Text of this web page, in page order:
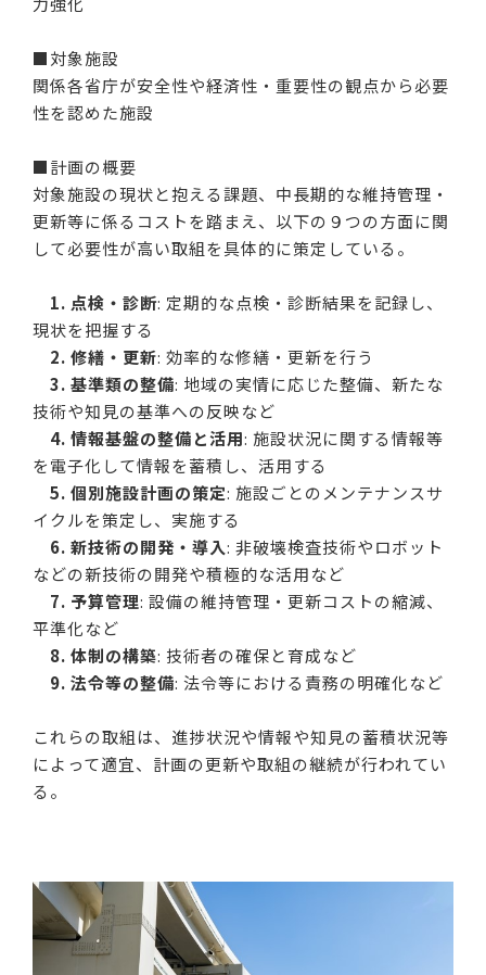
■対象施設
関係各省庁が安全性や経済性・重要性の観点から必要
性を認めた施設
■計画の概要
対象施設の現状と抱える課題、中長期的な維持管理・
更新等に係るコストを踏まえ、以下の９つの方面に関
して必要性が高い取組を具体的に策定している。
1. 点検・診断: 定期的な点検・診断結果を記録し、
現状を把握する
2. 修繕・更新: 効率的な修繕・更新を行う
3. 基準類の整備: 地域の実情に応じた整備、新たな
技術や知見の基準への反映など
4. 情報基盤の整備と活用: 施設状況に関する情報等
を電子化して情報を蓄積し、活用する
5. 個別施設計画の策定: 施設ごとのメンテナンスサ
イクルを策定し、実施する
6. 新技術の開発・導入: 非破壊検査技術やロボット
などの新技術の開発や積極的な活用など
7. 予算管理: 設備の維持管理・更新コストの縮減、
平準化など
8. 体制の構築: 技術者の確保と育成など
9. 法令等の整備: 法令等における責務の明確化など
これらの取組は、進捗状況や情報や知見の蓄積状況等
によって適宜、計画の更新や取組の継続が行われてい
る。